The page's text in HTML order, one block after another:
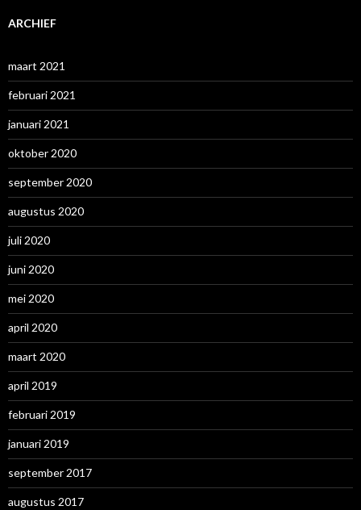
ARCHIEF
maart 2021
februari 2021
januari 2021
oktober 2020
september 2020
augustus 2020
juli 2020
juni 2020
mei 2020
april 2020
maart 2020
april 2019
februari 2019
januari 2019
september 2017
augustus 2017